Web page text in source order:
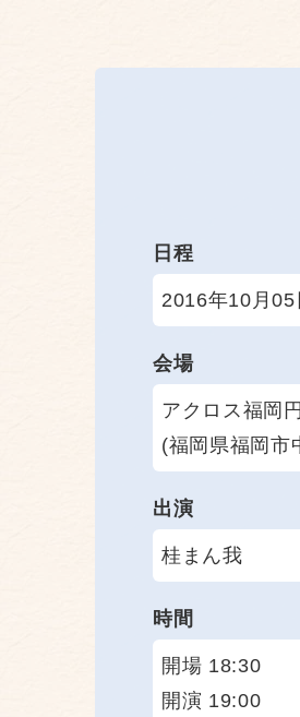
日程
2016年10月05
会場
アクロス福岡
(福岡県福岡市
出演
桂まん我
時間
開場 18:30
開演 19:00